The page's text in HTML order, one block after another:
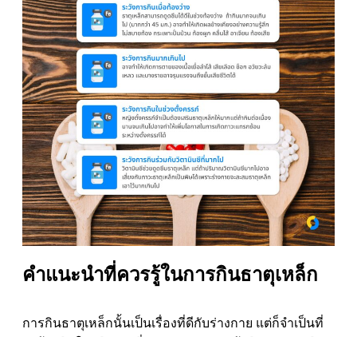
คำแนะนำที่ควรรู้ในการกินธาตุเหล็ก
การกินธาตุเหล็กนั้นเป็นเรื่องที่ดีกับร่างกาย แต่ก็จำเป็นที่